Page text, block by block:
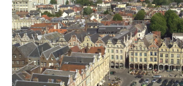
Animations et éducation
Accompagnement du territoire et ingénierie
Espace Info Energie
Guide Nature Patrimoine Volontaire (GNPV)